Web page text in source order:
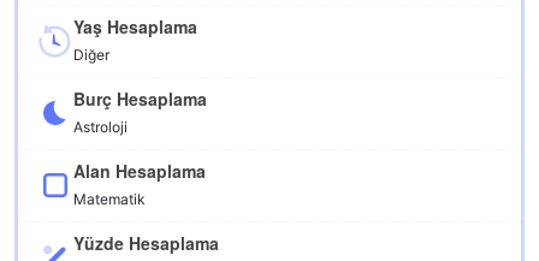
Yaş Hesaplama
Diğer
Burç Hesaplama
Astroloji
Alan Hesaplama
Matematik
Yüzde Hesaplama